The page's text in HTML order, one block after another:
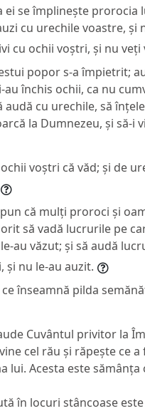
ei se împlinește prorocia
cu urechile voastre, și
cu ochii voștri, și nu veți
popor s-a împietrit;
închis ochii, ca nu
audă cu urechile, să
la Dumnezeu, și să-i
voștri că văd; și de
că mulți proroci și
să vadă lucrurile pe
au văzut; și să audă
și nu le-au auzit.
înseamnă pilda
Cuvântul privitor la
cel rău și răpește ce a
lui. Acesta este sămânța
în locuri stâncoase